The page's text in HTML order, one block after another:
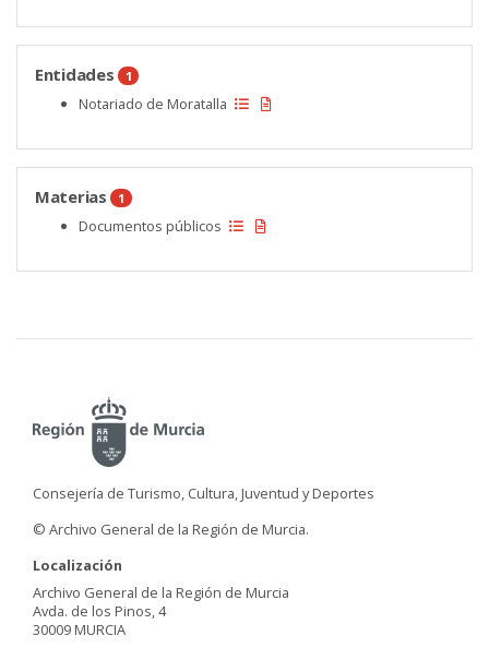
Entidades 1
Notariado de Moratalla
Materias 1
Documentos públicos
Consejería de Turismo, Cultura, Juventud y Deportes
© Archivo General de la Región de Murcia.
Localización
Archivo General de la Región de Murcia
Avda. de los Pinos, 4
30009 MURCIA